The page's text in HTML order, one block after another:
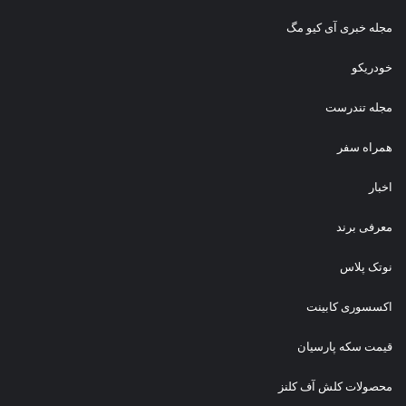
ظاهر یا محافظت کامل؟
مجله خبری آی کیو مگ
خودریکو
مجله‌ تندرست
همراه سفر
اخبار
معرفی برند
نوتک پلاس
اکسسوری کابینت
قیمت سکه پارسیان
محصولات کلش آف کلنز